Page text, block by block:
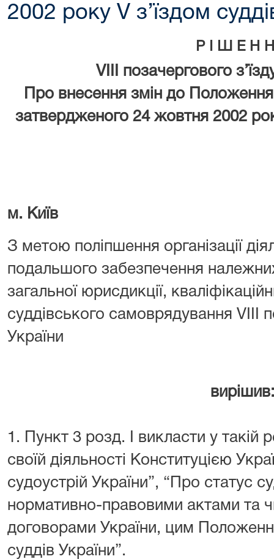
2002 року V з’їздом
Р І Ш Е Н
VIII позачергового
Про внесення змін до
затвердженого 24 жовтня 2002
м. Київ
З метою поліпшення організації
подальшого забезпечення
загальної юрисдикції,
суддівського самоврядування VIII
України
вирішив:
1. Пункт 3 розд. І викласти у такій
своїй діяльності Конституцією
судоустрій України”, “Про статус
нормативно-правовими актами та
договорами України, цим
суддів України”.